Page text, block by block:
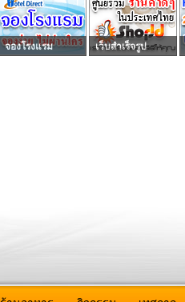
จองโรงแรม เว็บสำเร็จรูป